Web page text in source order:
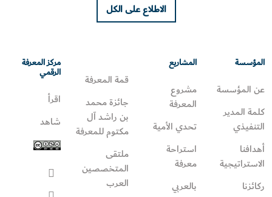
الاطلاع على الكل
المؤسسة
عن المؤسسة
كلمة المدير
التنفيذي
أهدافنا
الاستراتيجية
ركائزنا
المشاريع
مشروع
المعرفة
تحدي الأمية
استراحة
معرفة
بالعربي
قمة المعرفة
جائزة محمد
بن راشد آل
مكتوم للمعرفة
ملتقى
المتخصصين
العرب
مركز المعرفة
الرقمي
اقرأ
شاهد